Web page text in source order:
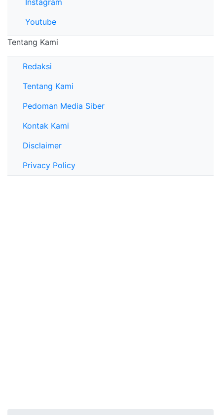
Youtube
Tentang Kami
Redaksi
Tentang Kami
Pedoman Media Siber
Kontak Kami
Disclaimer
Privacy Policy